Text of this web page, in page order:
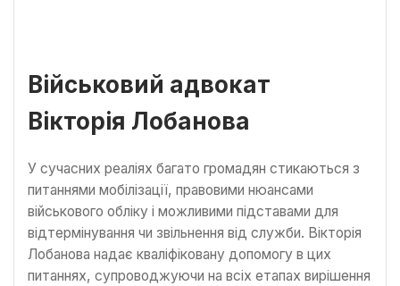
Військовий адвокат
Вікторія Лобанова
У сучасних реаліях багато громадян стикаються з
питаннями мобілізації, правовими нюансами
військового обліку і можливими підставами для
відтермінування чи звільнення від служби. Вікторія
Лобанова надає кваліфіковану допомогу в цих
питаннях, супроводжуючи на всіх етапах вирішення